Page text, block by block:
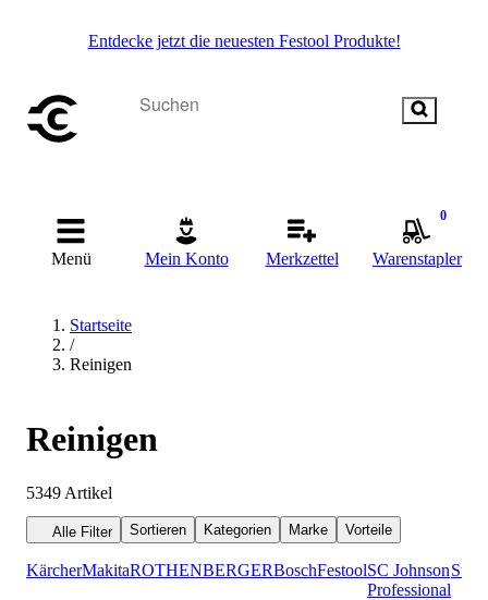
Entdecke jetzt die neuesten Festool Produkte!
Menü Mein Konto Merkzettel
0
Warenstapler
Startseite
/
Reinigen
Reinigen
5349 Artikel
Alle Filter Sortieren Kategorien Marke Vorteile
KärcherMakitaROTHENBERGERBoschFestoolSC Johnson
Professional